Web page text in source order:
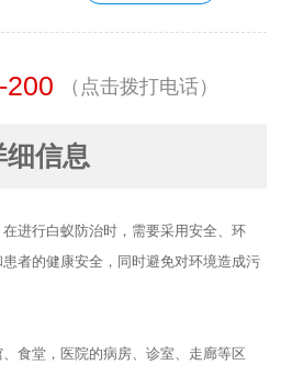
200 （点击拨打电话）
细信息
进行白蚁防治时，需要采用安全、环
者的健康安全，同时避免对环境造成污
食堂，医院的病房、诊室、走廊等区